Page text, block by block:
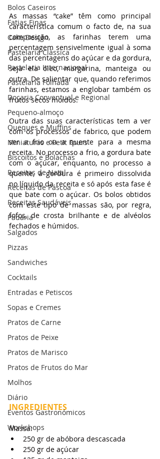
Bolos Caseiros
Fatias Finas
Cake Design
Pastelaria Clássica
Pastelaria Internacional
Pastelaria Folhada
Doçaria Conventual e Regional
Pequeno-almoço
Queques e Muffins
Miniaturas e Petit Fours
Biscoitos e Bolachas
Receitas de Natal
Receitas de Páscoa
Receitas Saudáveis
Padaria
Salgados
Pizzas
Sandwiches
Cocktails
Entradas e Petiscos
Sopas e Cremes
Pratos de Carne
Pratos de Peixe
Pratos de Marisco
Pratos de Frutos do Mar
Molhos
Diário
Eventos Gastronómicos
Workshops
As massas “cake” têm como principal
característica comum o facto de, na sua
composição, as farinhas terem uma
percentagem sensivelmente igual à soma
das percentagens do açúcar e da gordura,
seja ela óleo, margarina, manteiga ou
outra. De salientar que, quando referimos
farinhas, estamos a englobar também os
frutos secos moídos.
Outra das suas características tem a ver
com os processos de fabrico, que podem
ser a frio ou a quente para a mesma
receita. No processo a frio, a gordura bate
com o açúcar, enquanto, no processo a
quente, a gordura é primeiro dissolvida
no líquido da receita e só após esta fase é
que bate com o açúcar. Os bolos obtidos
com este tipo de massas são, por regra,
fofos, de crosta brilhante e de alvéolos
fechados e húmidos.
INGREDIENTES
Massa:
250 gr de abóbora descascada
250 gr de açúcar